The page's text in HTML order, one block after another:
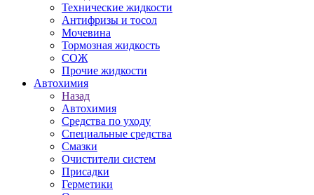
Технические жидкости
Антифризы и тосол
Мочевина
Тормозная жидкость
СОЖ
Прочие жидкости
Автохимия
Назад
Автохимия
Средства по уходу
Специальные средства
Смазки
Очистители систем
Присадки
Герметики